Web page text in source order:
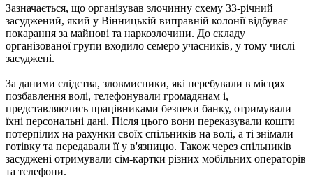
Зазначається, що організував злочинну схему 33-річний
засуджений, який у Вінницькій виправній колонії відбуває
покарання за майнові та наркозлочини. До складу
організованої групи входило семеро учасників, у тому числі
засуджені.
За даними слідства, зловмисники, які перебували в місцях
позбавлення волі, телефонували громадянам і,
представляючись працівниками безпеки банку, отримували
їхні персональні дані. Після цього вони переказували кошти
потерпілих на рахунки своїх спільників на волі, а ті знімали
готівку та передавали її у в'язницю. Також через спільників
засуджені отримували сім-картки різних мобільних операторів
та телефони.